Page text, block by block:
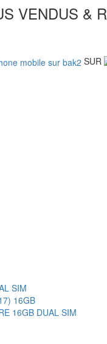
VENDUS &
SUR
SIM
16GB
16GB DUAL SIM